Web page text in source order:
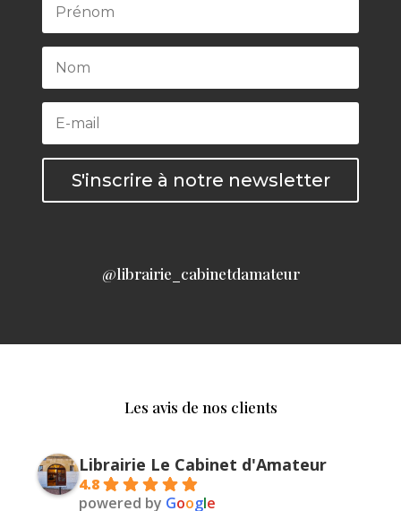
S'inscrire à notre newsletter
@librairie_cabinetdamateur
Les avis de nos clients
Librairie Le Cabinet d'Amateur
4.8
powered by Google